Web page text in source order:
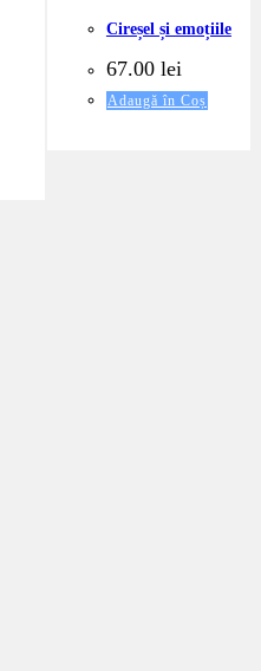
Cireșel și emoțiile
67.00 lei
Adaugă în Coș